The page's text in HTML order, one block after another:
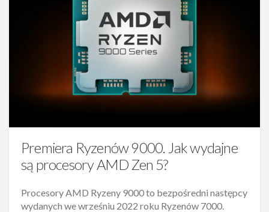
Premiera Ryzenów 9000. Jak wydajne
są procesory AMD Zen 5?
Procesory AMD Ryzeny 9000 to bezpośredni następcy
wydanych we wrześniu 2022 roku Ryzenów 7000.